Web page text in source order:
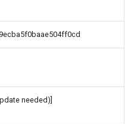
needed)]